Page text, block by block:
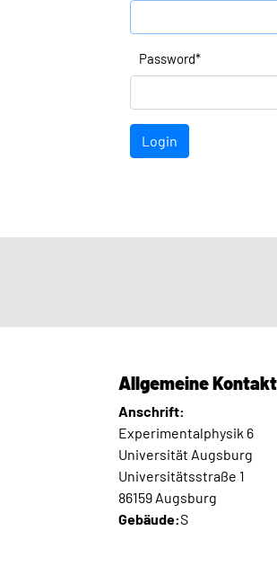
Password*
Login
Allgemeine
Anschrift:
Experimentalphysik 6
Universität Augsburg
Universitätsstraße 1
86159 Augsburg
Gebäude:S